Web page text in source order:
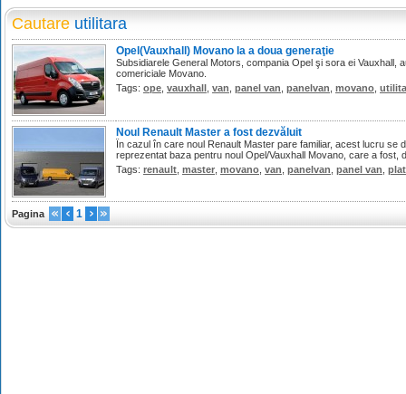
Cautare utilitara
Opel(Vauxhall) Movano la a doua generaţie
Subsidiarele General Motors, compania Opel şi sora ei Vauxhall,
comericiale Movano.
Tags: ope vauxhall van panel van panelvan movano
Noul Renault Master a fost dezvăluit
În cazul în care noul Renault Master pare familiar, acest lucru se
reprezentat baza pentru noul Opel/Vauxhall Movano, care a fost,
Tags: renault master movano van panelvan panel van
Pagina 1